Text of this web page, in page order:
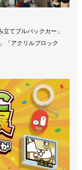
てプルバックカー」
「アクリルブロック